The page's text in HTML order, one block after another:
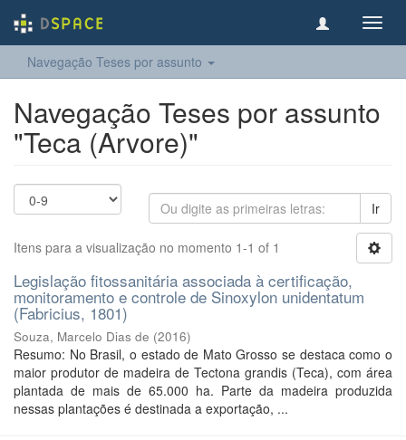
Navegação Teses por assunto
Navegação Teses por assunto
"Teca (Arvore)"
Ir
Itens para a visualização no momento 1-1 of 1
Legislação fitossanitária associada à certificação,
monitoramento e controle de Sinoxylon unidentatum
(Fabricius, 1801)
Souza, Marcelo Dias de (2016)
Resumo: No Brasil, o estado de Mato Grosso se destaca como o
maior produtor de madeira de Tectona grandis (Teca), com área
plantada de mais de 65.000 ha. Parte da madeira produzida
nessas plantações é destinada a exportação, ...